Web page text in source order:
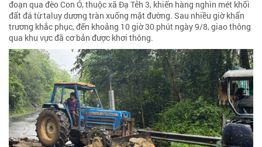
đoạn qua đèo Con Ó, thuộc xã Đạ Tẻh 3, khiến hàng nghìn mét khối
đất đá từ taluy dương tràn xuống mặt đường. Sau nhiều giờ khẩn
trương khắc phục, đến khoảng 10 giờ 30 phút ngày 9/8, giao thông
qua khu vực đã cơ bản được khơi thông.